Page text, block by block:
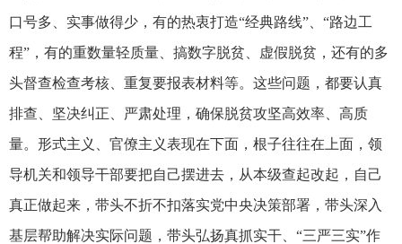
口号多、实事做得少，有的热衷打造“经典路线”、“路边工
程”，有的重数量轻质量、搞数字脱贫、虚假脱贫，还有的多
头督查检查考核、重复要报表材料等。这些问题，都要认真
排查、坚决纠正、严肃处理，确保脱贫攻坚高效率、高质
量。形式主义、官僚主义表现在下面，根子往往在上面，领
导机关和领导干部要把自己摆进去，从本级查起改起，自己
真正做起来，带头不折不扣落实党中央决策部署，带头深入
基层帮助解决实际问题，带头弘扬真抓实干、“三严三实”作